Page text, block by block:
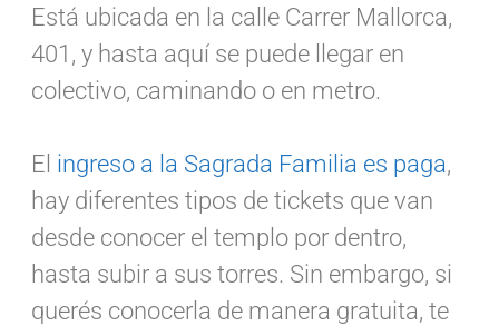
Está ubicada en la calle Carrer Mallorca,
401, y hasta aquí se puede llegar en
colectivo, caminando o en metro.
El ingreso a la Sagrada Familia es paga,
hay diferentes tipos de tickets que van
desde conocer el templo por dentro,
hasta subir a sus torres. Sin embargo, si
querés conocerla de manera gratuita, te